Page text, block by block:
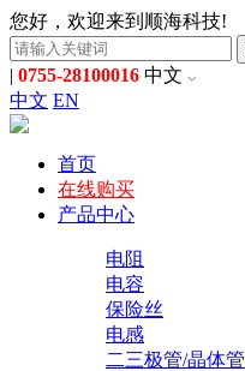
您好，欢迎来到顺海科技!
| 0755-28100016 中文
中文 EN
首页
在线购买
产品中心
电阻
电容
保险丝
电感
二三极管/晶体管